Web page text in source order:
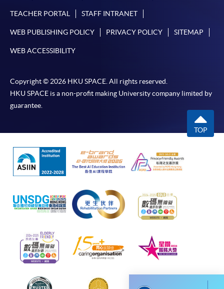
*香港大學專業進修學院Mastercard卡
月免息分期付款優惠，必須親臨本學院設有報名服務的教
申請/報讀指南 :
-短期課程
報讀同一學歷頒授課程內其他單元
交下期學費的學員，提供網上服務，如學員就讀的課
程設有此服務，課程負責人會通知學員有關程序。
網上支付可通過「繳費靈」(PPS) (不適用於手機)、
VISA 或 Mastercard、「微信支付」(Online WeChat
Pay) 、「支付寶」(Online Alipay) 或 「轉數快」(FPS)
TEACHER PORTAL STAFF INTRANET
WEB PUBLISHING POLICY PRIVACY POLICY SITEMAP
WEB ACCESSIBILITY
Copyright © 2026 HKU SPACE. All rights reserved.
HKU SPACE is a non-profit making University company limited by
guarantee.
TOP